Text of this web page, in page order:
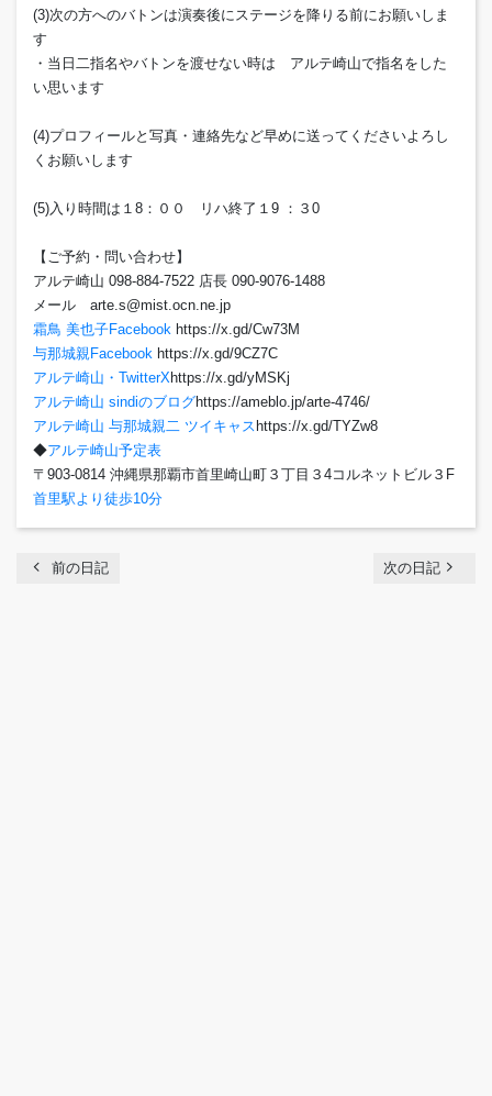
(3)次の方へのバトンは演奏後にステージを降りる前にお願いしま
す
・当日二指名やバトンを渡せない時は アルテ崎山で指名をした
い思います
(4)プロフィールと写真・連絡先など早めに送ってくださいよろし
くお願いします
(5)入り時間は１8：００ リハ終了１9 ：３0
【ご予約・問い合わせ】
アルテ崎山 098-884-7522 店長 090-9076-1488
メール arte.s@mist.ocn.ne.jp
霜鳥 美也子Facebook https://x.gd/Cw73M
与那城親Facebook https://x.gd/9CZ7C
アルテ崎山・TwitterXhttps://x.gd/yMSKj
アルテ崎山 sindiのブログhttps://ameblo.jp/arte-4746/
アルテ崎山 与那城親二 ツイキャス https://x.gd/TYZw8
◆アルテ崎山予定表
〒903-0814 沖縄県那覇市首里崎山町３丁目３4コルネットビル３F
首里駅より徒歩10分
chevron_left 前の日記 次の日記 navigate_next